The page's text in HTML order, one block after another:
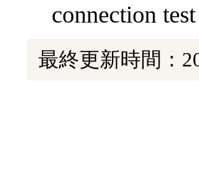
connection
最終更新時間：